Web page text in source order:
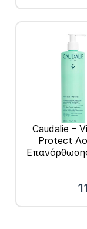
Caudalie –
Protect